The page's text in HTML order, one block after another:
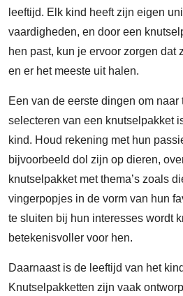
leeftijd. Elk kind heeft zijn eigen
vaardigheden, en door een
hen past, kun je ervoor zorgen dat
en er het meeste uit halen.
Een van de eerste dingen om
selecteren van een knutselpakket
kind. Houd rekening met hun
bijvoorbeeld dol zijn op dieren,
knutselpakket met thema’s zoals
vingerpopjes in de vorm van hun
te sluiten bij hun interesses wordt
betekenisvoller voor hen.
Daarnaast is de leeftijd van het
Knutselpakketten zijn vaak